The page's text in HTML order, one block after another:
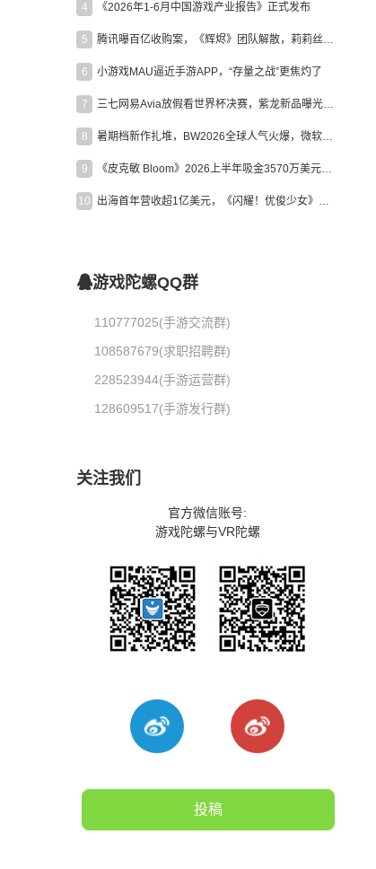
4 《2026年1-6月中国游戏产业报告》正式发布
5 腾讯曝百亿收购案，《辉烬》团队解散，莉莉丝新作曝光｜陀螺周报
6 小游戏MAU逼近手游APP，“存量之战”更焦灼了
7 三七网易Avia放假看世界杯决赛，紫龙新品曝光，米哈游新作上线 | 陀螺周报
8 暑期档新作扎堆，BW2026全球人气火爆，微软XBOX大裁员|陀螺周报
9 《皮克敏 Bloom》2026上半年吸金3570万美元，中国台湾成最大市场
10 出海首年营收超1亿美元，《闪耀！优俊少女》美国市场占比达七成
游戏陀螺QQ群
110777025(手游交流群)
108587679(求职招聘群)
228523944(手游运营群)
128609517(手游发行群)
关注我们
官方微信账号:
游戏陀螺与VR陀螺
投稿